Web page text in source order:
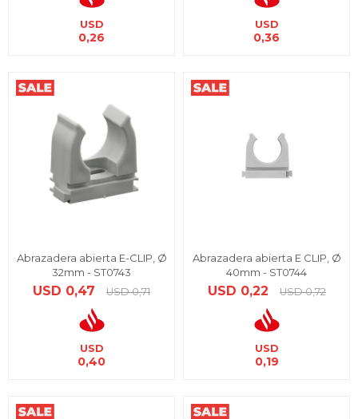
USD
0,26
USD
0,36
Abrazadera abierta E-CLIP, Ø
32mm - ST0743
USD 0,47 USD 0,71
USD
0,40
Abrazadera abierta E CLIP, Ø
40mm - ST0744
USD 0,22 USD 0,72
USD
0,19